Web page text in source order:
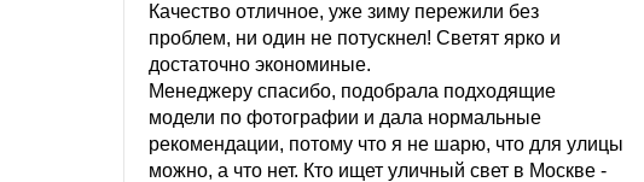
Качество отличное, уже зиму пережили без
проблем, ни один не потускнел! Светят ярко и
достаточно экономиные.
Менеджеру спасибо, подобрала подходящие
модели по фотографии и дала нормальные
рекомендации, потому что я не шарю, что для улицы
можно, а что нет. Кто ищет уличный свет в Москве -